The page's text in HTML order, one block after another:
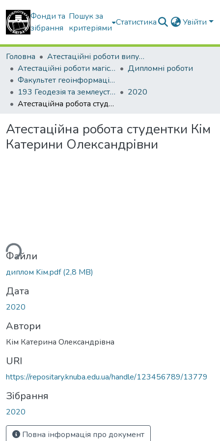
Фонди та
зібрання
Пошук за
критеріями
Статистика Увійти
Головна
Атестаційні роботи випускників
Атестаційні роботи магістрів
Дипломні роботи
Факультет геоінформаційних систем та управління територіями
193 Геодезія та землеустрій. Геоінформаційні системи і технології
2020
Атестаційна робота студентки Кім Катерини Олександрівни
Атестаційна робота студентки Кім
Катерини Олександрівни
Файли
диплом Kім.pdf(2,8 MB)
Дата
2020
Автори
Кім Катерина Олександрівна
URI
https://repositary.knuba.edu.ua/handle/123456789/13779
Зібрання
2020
Повна інформація про документ